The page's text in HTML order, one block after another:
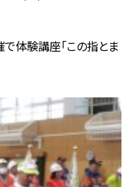
で体験講座「この指とま